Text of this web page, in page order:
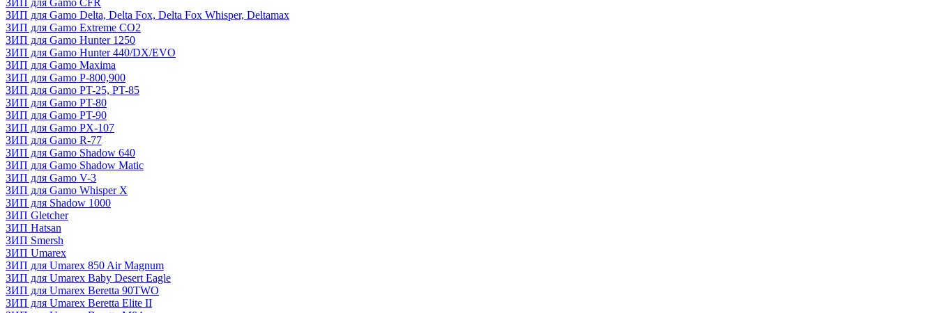
ЗИП для Gamo CFR
ЗИП для Gamo Delta, Delta Fox, Delta Fox Whisper, Deltamax
ЗИП для Gamo Extreme CO2
ЗИП для Gamo Hunter 1250
ЗИП для Gamo Hunter 440/DX/EVO
ЗИП для Gamo Maxima
ЗИП для Gamo P-800,900
ЗИП для Gamo PT-25, PT-85
ЗИП для Gamo PT-80
ЗИП для Gamo PT-90
ЗИП для Gamo PX-107
ЗИП для Gamo R-77
ЗИП для Gamo Shadow 640
ЗИП для Gamo Shadow Matic
ЗИП для Gamo V-3
ЗИП для Gamo Whisper X
ЗИП для Shadow 1000
ЗИП Gletcher
ЗИП Hatsan
ЗИП Smersh
ЗИП Umarex
ЗИП для Umarex 850 Air Magnum
ЗИП для Umarex Baby Desert Eagle
ЗИП для Umarex Beretta 90TWO
ЗИП для Umarex Beretta Elite II